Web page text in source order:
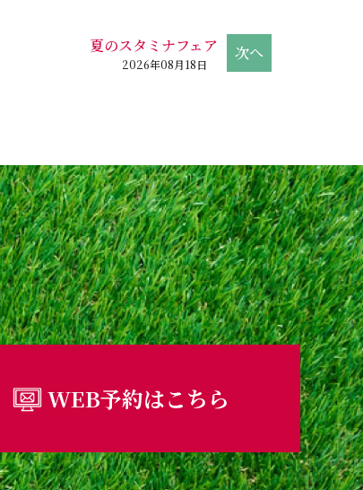
夏のスタミナフェア
2026年08月18日
WEB予約はこちら